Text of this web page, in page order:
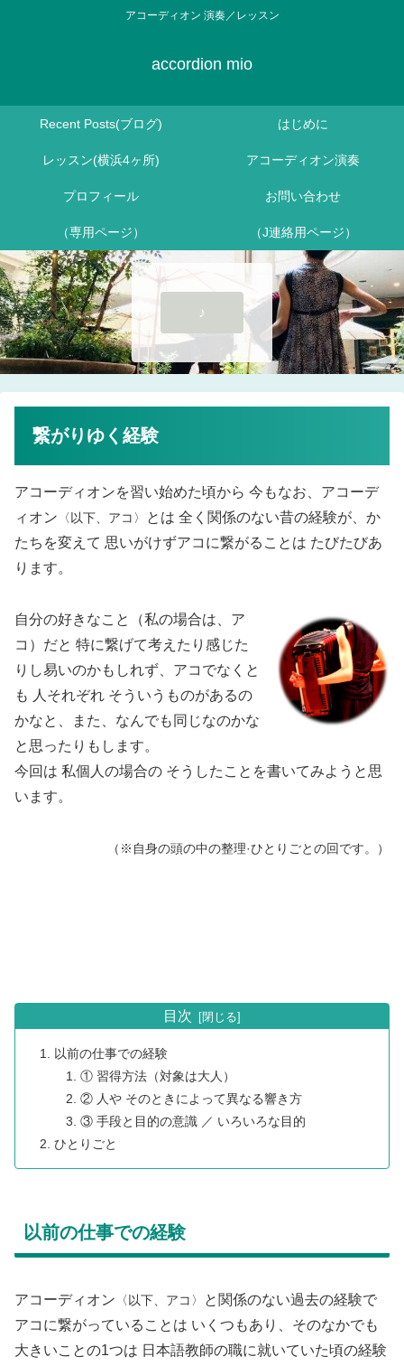
アコーディオン 演奏／レッスン
accordion mio
Recent Posts(ブログ) はじめに
レッスン(横浜4ヶ所) アコーディオン演奏
プロフィール お問い合わせ
（専用ページ） （J連絡用ページ）
♪
繋がりゆく経験
アコーディオンを習い始めた頃から 今もなお、アコーデ
ィオン 〈以下、アコ〉
とは 全く関係のない昔の経験が、か
たちを変えて 思いがけずアコに繋がることは たびたびあ
ります。
自分の好きなこと（私の場合は、ア
コ）だと 特に繋げて考えたり感じた
りし易いのかもしれず、アコでなくと
も 人それぞれ そういうものがあるの
かなと、また、なんでも同じなのかな
と思ったりもします。
今回は 私個人の場合の そうしたことを書いてみようと思
います。
（※自身の頭の中の整理·ひとりごとの回です。）
目次
以前の仕事での経験
① 習得方法（対象は大人）
② 人や そのときによって異なる響き方
③ 手段と目的の意識 ／ いろいろな目的
ひとりごと
以前の仕事での経験
アコーディオン 〈以下、アコ〉
と関係のない過去の経験で
アコに繋がっていることは いくつもあり、そのなかでも
大きいことの1つは 日本語教師の職に就いていた頃の経験